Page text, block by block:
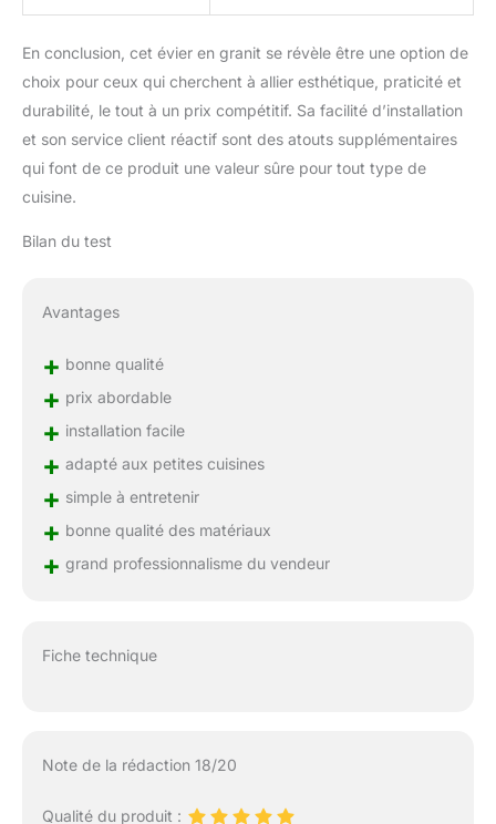
d'une machine à laver ou
d'un lave-vaisselle),
Robinet de cuisine
BW6020 avec flexibles
de raccordement 3/8" de
400 mm de long et
En conclusion, cet évier en granit se révèle être une option de
choix pour ceux qui cherchent à allier esthétique, praticité et
durabilité, le tout à un prix compétitif. Sa facilité d’installation
et son service client réactif sont des atouts supplémentaires
qui font de ce produit une valeur sûre pour tout type de
cuisine.
Bilan du test
Avantages
+ bonne qualité
+ prix abordable
+ installation facile
+ adapté aux petites cuisines
+ simple à entretenir
+ bonne qualité des matériaux
+ grand professionnalisme du vendeur
Fiche technique
Note de la rédaction 18/20
Qualité du produit :